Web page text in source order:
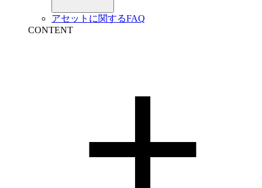
アセットに関するFAQ
CONTENT